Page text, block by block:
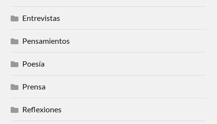
Entrevistas
Pensamientos
Poesía
Prensa
Reflexiones